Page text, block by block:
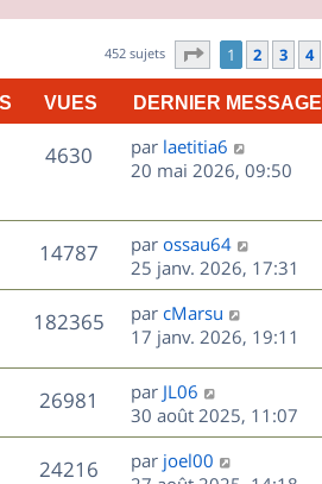
452 sujets Page sur16
1 2 3 4
VUES DERNIER MESSAGE
4630V
e
s
D
e
n
i
e
r
m
e
s
a
g
e
par laetitia6
20 mai 2026, 09:50
14787V
u
e
D
e
r
n
i
e
r
m
e
s
par ossau64
25 janv. 2026, 17:31
182365V
u
D
e
n
i
e
r
m
par cMarsu
17 janv. 2026, 19:11
26981
u
D
e
r
n
par JL06
30 août 2025, 11:07
24216V
D
par joel00